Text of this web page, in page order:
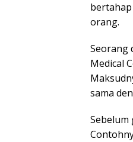
orang.
Seorang
Medical
sama
Sebelum